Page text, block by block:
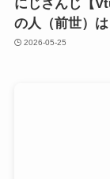
にじさんじ【
の人（前世）は
2026-05-25